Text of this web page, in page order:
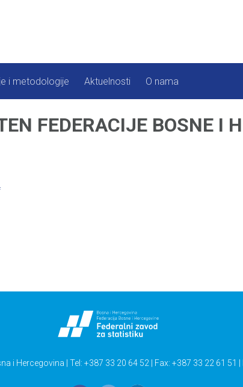
i metodologije Aktuelnosti O nama
FEDERACIJE BOSNE I
i Hercegovina | Tel: +387 33 20 64 52 | Fax: +387 33 22 61 51 |